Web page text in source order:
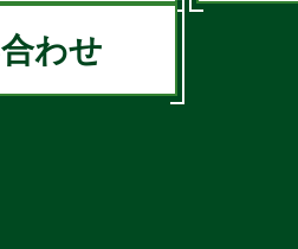
わせ